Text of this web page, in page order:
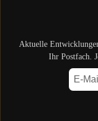
Aktuelle
Ihr Postfach.